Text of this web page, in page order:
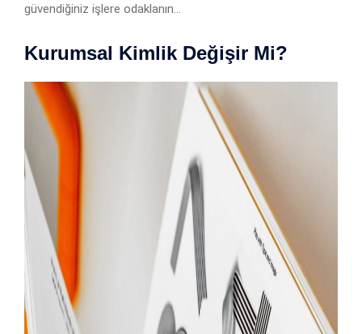
güvendiğiniz işlere odaklanın…
Kurumsal Kimlik Değişir Mi?